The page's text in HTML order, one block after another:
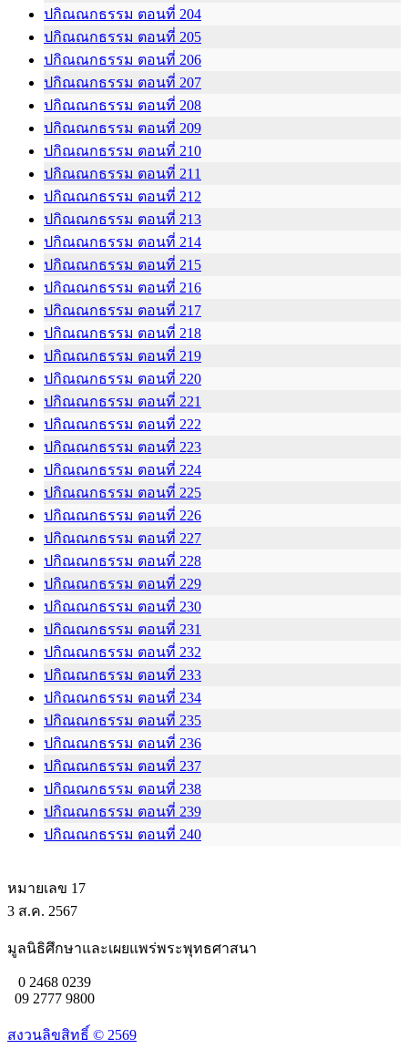
ปกิณณกธรรม ตอนที่ 204
ปกิณณกธรรม ตอนที่ 205
ปกิณณกธรรม ตอนที่ 206
ปกิณณกธรรม ตอนที่ 207
ปกิณณกธรรม ตอนที่ 208
ปกิณณกธรรม ตอนที่ 209
ปกิณณกธรรม ตอนที่ 210
ปกิณณกธรรม ตอนที่ 211
ปกิณณกธรรม ตอนที่ 212
ปกิณณกธรรม ตอนที่ 213
ปกิณณกธรรม ตอนที่ 214
ปกิณณกธรรม ตอนที่ 215
ปกิณณกธรรม ตอนที่ 216
ปกิณณกธรรม ตอนที่ 217
ปกิณณกธรรม ตอนที่ 218
ปกิณณกธรรม ตอนที่ 219
ปกิณณกธรรม ตอนที่ 220
ปกิณณกธรรม ตอนที่ 221
ปกิณณกธรรม ตอนที่ 222
ปกิณณกธรรม ตอนที่ 223
ปกิณณกธรรม ตอนที่ 224
ปกิณณกธรรม ตอนที่ 225
ปกิณณกธรรม ตอนที่ 226
ปกิณณกธรรม ตอนที่ 227
ปกิณณกธรรม ตอนที่ 228
ปกิณณกธรรม ตอนที่ 229
ปกิณณกธรรม ตอนที่ 230
ปกิณณกธรรม ตอนที่ 231
ปกิณณกธรรม ตอนที่ 232
ปกิณณกธรรม ตอนที่ 233
ปกิณณกธรรม ตอนที่ 234
ปกิณณกธรรม ตอนที่ 235
ปกิณณกธรรม ตอนที่ 236
ปกิณณกธรรม ตอนที่ 237
ปกิณณกธรรม ตอนที่ 238
ปกิณณกธรรม ตอนที่ 239
ปกิณณกธรรม ตอนที่ 240
หมายเลข 17
3 ส.ค. 2567
มูลนิธิศึกษาและเผยแพร่พระพุทธศาสนา
0 2468 0239
09 2777 9800
สงวนลิขสิทธิ์ © 2569